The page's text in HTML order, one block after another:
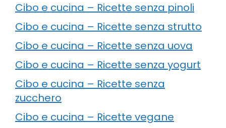
Cibo e cucina – Ricette senza pinoli
Cibo e cucina – Ricette senza strutto
Cibo e cucina – Ricette senza uova
Cibo e cucina – Ricette senza yogurt
Cibo e cucina – Ricette senza
zucchero
Cibo e cucina – Ricette vegane